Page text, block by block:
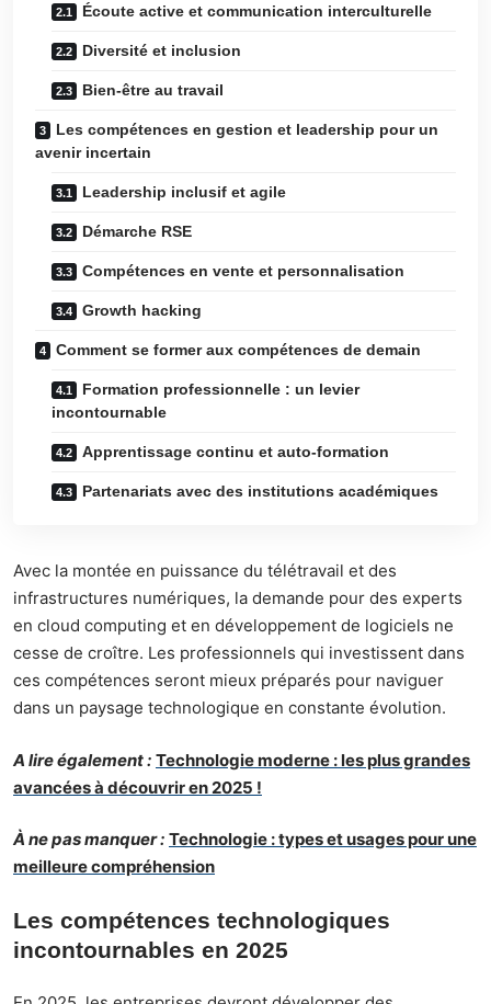
Écoute active et communication interculturelle
Diversité et inclusion
Bien-être au travail
Les compétences en gestion et leadership pour un
avenir incertain
Leadership inclusif et agile
Démarche RSE
Compétences en vente et personnalisation
Growth hacking
Comment se former aux compétences de demain
Formation professionnelle : un levier
incontournable
Apprentissage continu et auto-formation
Partenariats avec des institutions académiques
Avec la montée en puissance du télétravail et des
infrastructures numériques, la demande pour des experts
en cloud computing et en développement de logiciels ne
cesse de croître. Les professionnels qui investissent dans
ces compétences seront mieux préparés pour naviguer
dans un paysage technologique en constante évolution.
A lire également : Technologie moderne : les plus grandes
avancées à découvrir en 2025 !
À ne pas manquer : Technologie : types et usages pour une
meilleure compréhension
Les compétences technologiques
incontournables en 2025